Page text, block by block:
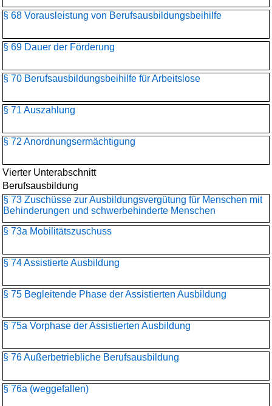
§ 68 Vorausleistung von Berufsausbildungsbeihilfe
§ 69 Dauer der Förderung
§ 70 Berufsausbildungsbeihilfe für Arbeitslose
§ 71 Auszahlung
§ 72 Anordnungsermächtigung
Vierter Unterabschnitt
Berufsausbildung
§ 73 Zuschüsse zur Ausbildungsvergütung für Menschen mit
Behinderungen und schwerbehinderte Menschen
§ 73a Mobilitätszuschuss
§ 74 Assistierte Ausbildung
§ 75 Begleitende Phase der Assistierten Ausbildung
§ 75a Vorphase der Assistierten Ausbildung
§ 76 Außerbetriebliche Berufsausbildung
§ 76a (weggefallen)